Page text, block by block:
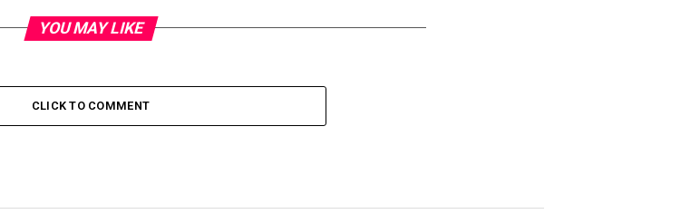
YOU MAY LIKE
CLICK TO COMMENT